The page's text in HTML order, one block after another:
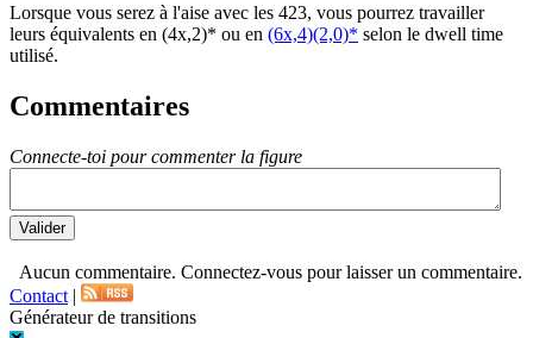
Lorsque vous serez à l'aise avec les 423, vous pourrez travailler
leurs équivalents en (4x,2)* ou en (6x,4)(2,0)* selon le dwell time
utilisé.
Commentaires
Connecte-toi pour commenter la figure
Aucun commentaire. Connectez-vous pour laisser un commentaire.
Contact |
Générateur de transitions